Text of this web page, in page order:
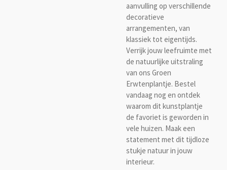
aanvulling op verschillende
decoratieve
arrangementen, van
klassiek tot eigentijds.
Verrijk jouw leefruimte met
de natuurlijke uitstraling
van ons Groen
Erwtenplantje. Bestel
vandaag nog en ontdek
waarom dit kunstplantje
de favoriet is geworden in
vele huizen. Maak een
statement met dit tijdloze
stukje natuur in jouw
interieur.